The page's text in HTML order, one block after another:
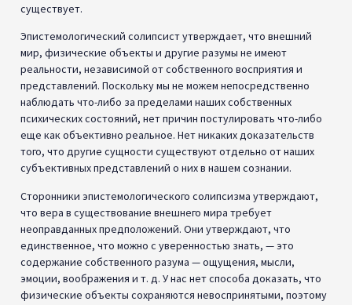
существует.
Эпистемологический солипсист утверждает, что внешний
мир, физические объекты и другие разумы не имеют
реальности, независимой от собственного восприятия и
представлений. Поскольку мы не можем непосредственно
наблюдать что-либо за пределами наших собственных
психических состояний, нет причин постулировать что-либо
еще как объективно реальное. Нет никаких доказательств
того, что другие сущности существуют отдельно от наших
субъективных представлений о них в нашем сознании.
Сторонники эпистемологического солипсизма утверждают,
что вера в существование внешнего мира требует
неоправданных предположений. Они утверждают, что
единственное, что можно с уверенностью знать, — это
содержание собственного разума — ощущения, мысли,
эмоции, воображения и т. д. У нас нет способа доказать, что
физические объекты сохраняются невоспринятыми, поэтому